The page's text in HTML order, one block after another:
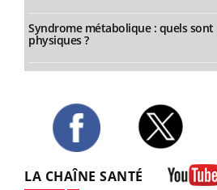
Syndrome métabolique : quels sont
physiques ?
LA CHAÎNE SANTÉ